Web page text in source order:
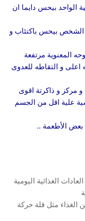
الواحد بيحس دايما ان
الشخص بيحس باكتئاب و
المعنوية مرتفعة
اعلى و التقاطه للعدوى
مركز و ذاكرتة اقوى
علية اقل من الجسم
بعض الأطعمة ..
الغذائية اليومية
الغذاء مثل قلة حركة